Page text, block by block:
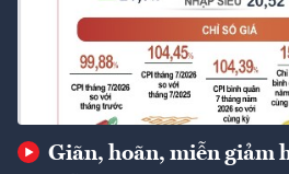
Giãn, hoãn, miễn giảm